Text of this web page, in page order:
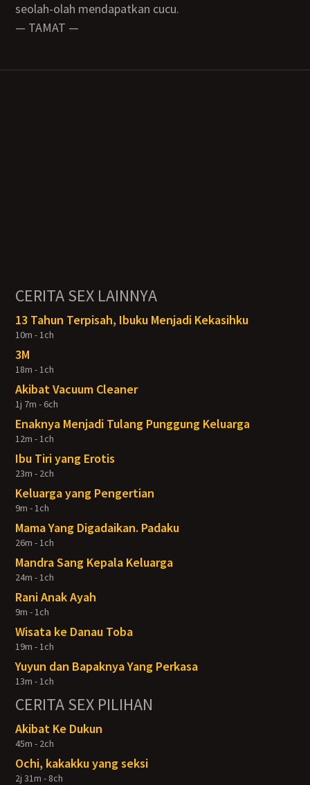
seolah-olah mendapatkan cucu.
— TAMAT —
CERITA SEX LAINNYA
13 Tahun Terpisah, Ibuku Menjadi Kekasihku
10m - 1ch
3M
18m - 1ch
Akibat Vacuum Cleaner
1j 7m - 6ch
Enaknya Menjadi Tulang Punggung Keluarga
12m - 1ch
Ibu Tiri yang Erotis
23m - 2ch
Keluarga yang Pengertian
9m - 1ch
Mama Yang Digadaikan. Padaku
26m - 1ch
Mandra Sang Kepala Keluarga
24m - 1ch
Rani Anak Ayah
9m - 1ch
Wisata ke Danau Toba
19m - 1ch
Yuyun dan Bapaknya Yang Perkasa
13m - 1ch
CERITA SEX PILIHAN
Akibat Ke Dukun
45m - 2ch
Ochi, kakakku yang seksi
2j 31m - 8ch